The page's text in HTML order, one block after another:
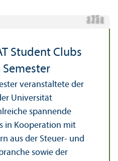
Bil
d:
M
a
F
A
TS
t
u
d
e
n
t Cl
u
b
Student Clubs
veranstaltete der
Universität
spannende
in Kooperation mit
aus der Steuer- und
sowie der